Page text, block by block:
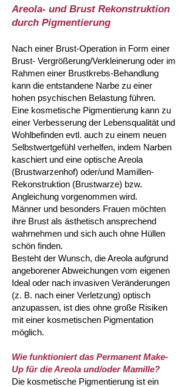
Areola- und Brust Rekonstruktion
durch Pigmentierung
Nach einer Brust-Operation in Form einer
Brust- Vergrößerung/Verkleinerung oder im
Rahmen einer Brustkrebs-Behandlung
kann die entstandene Narbe zu einer
hohen psychischen Belastung führen.
Eine kosmetische Pigmentierung kann zu
einer Verbesserung der Lebensqualität und
Wohlbefinden evtl. auch zu einem neuen
Selbstwertgefühl verhelfen, indem Narben
kaschiert und eine optische Areola
(Brustwarzenhof) oder/und Mamillen-
Rekonstruktion (Brustwarze) bzw.
Angleichung vorgenommen wird.
Männer und besonders Frauen möchten
ihre Brust als ästhetisch ansprechend
wahrnehmen und sich auch ohne Hüllen
schön finden.
Besteht der Wunsch, die Areola aufgrund
angeborener Abweichungen vom eigenen
Ideal oder nach invasiven Veränderungen
(z. B. nach einer Verletzung) optisch
anzupassen, ist dies ohne große Risiken
mit einer kosmetischen Pigmentation
möglich.
Wie funktioniert das Permanent Make-
Up für die Areola und/oder Mamille?
Die kosmetische Pigmentierung ist ein